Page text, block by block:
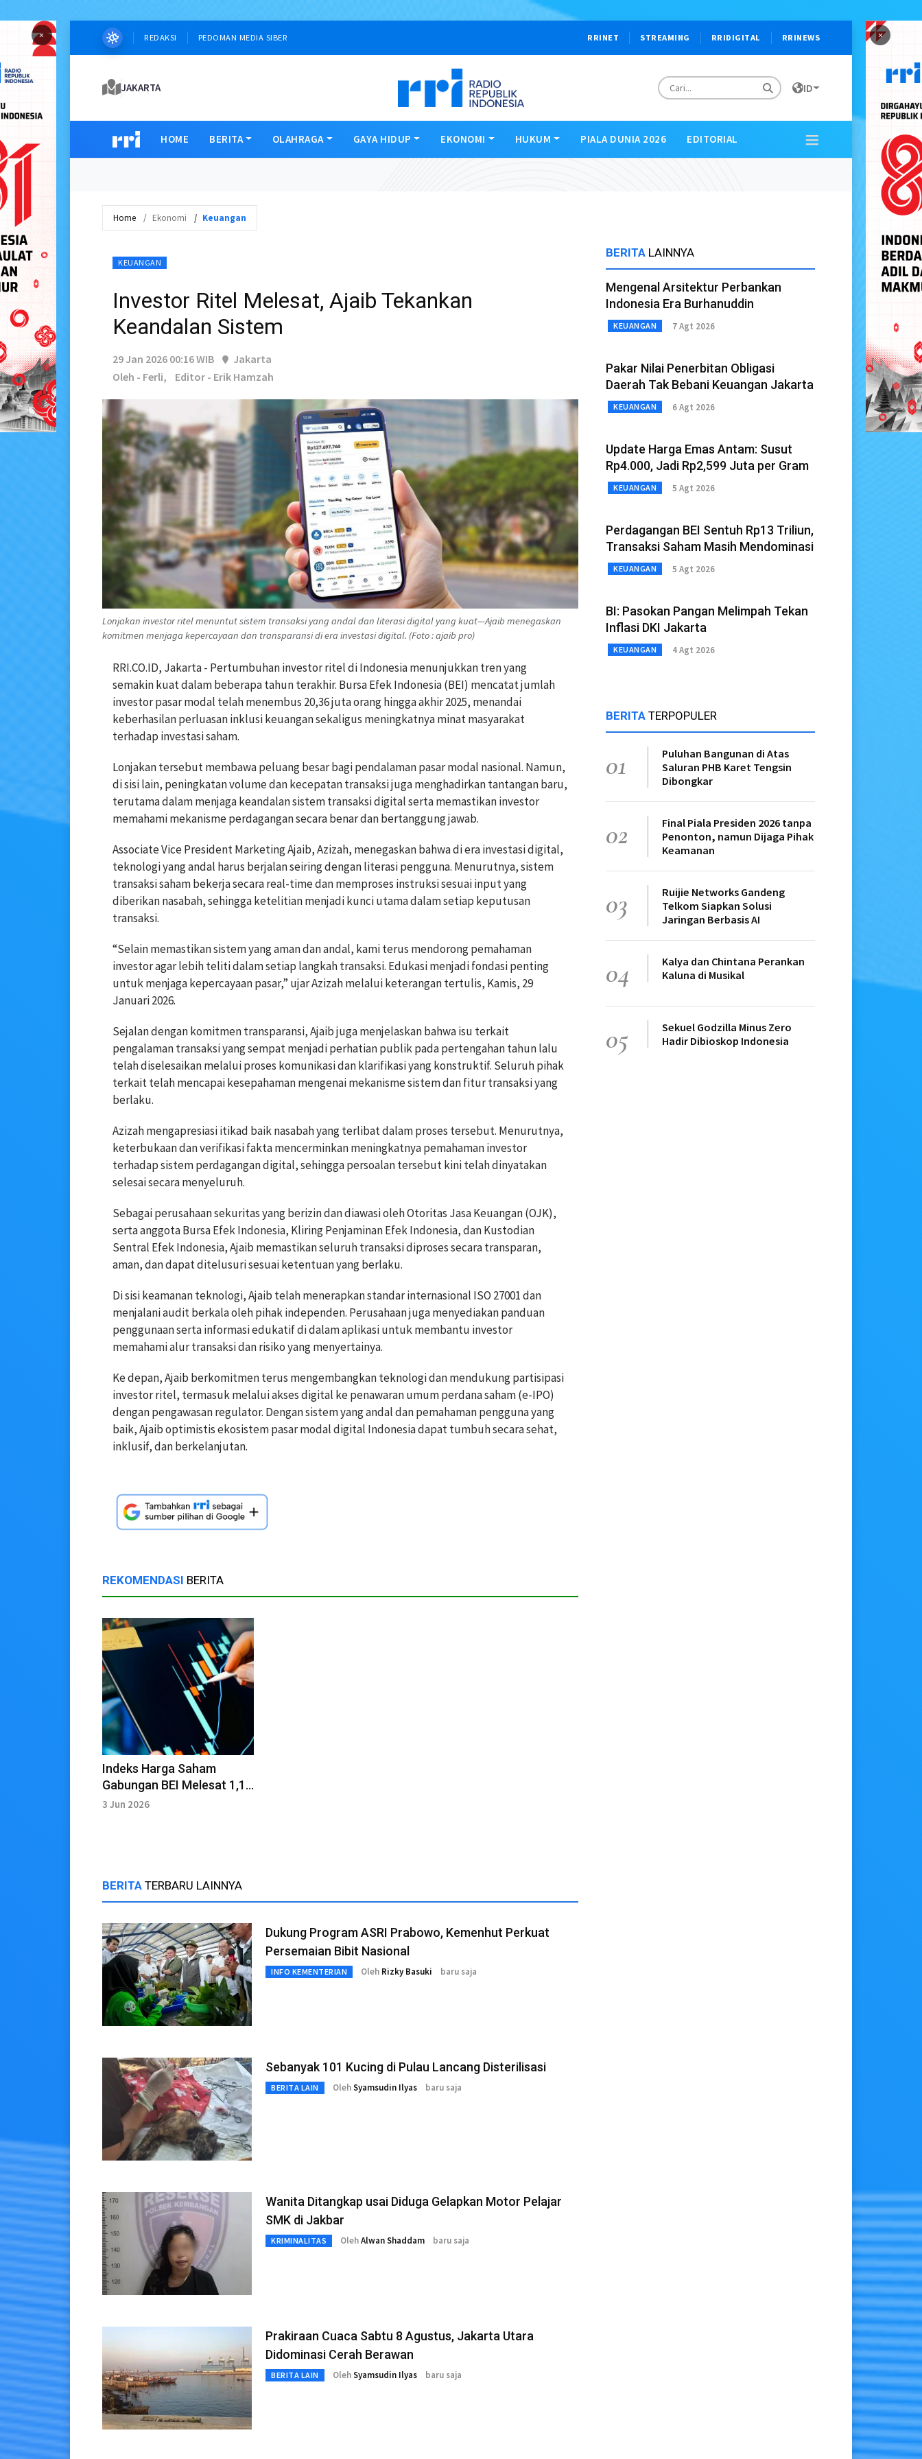
× ×
REDAKSI PEDOMAN MEDIA SIBER RRINET STREAMING RRIDIGITAL RRINEWS
JAKARTA ID
HOME BERITA OLAHRAGA GAYA HIDUP EKONOMI HUKUM PIALA DUNIA 2026 EDITORIAL
Home Ekonomi Keuangan
KEUANGAN
Investor Ritel Melesat, Ajaib Tekankan
Keandalan Sistem
29 Jan 2026 00:16 WIB
Jakarta
Oleh - Ferli,
Editor - Erik Hamzah
Lonjakan investor ritel menuntut sistem transaksi yang andal dan literasi digital yang kuat—Ajaib menegaskan
komitmen menjaga kepercayaan dan transparansi di era investasi digital. (Foto : ajaib pro)
RRI.CO.ID, Jakarta - Pertumbuhan investor ritel di Indonesia menunjukkan tren yang
semakin kuat dalam beberapa tahun terakhir. Bursa Efek Indonesia (BEI) mencatat jumlah
investor pasar modal telah menembus 20,36 juta orang hingga akhir 2025, menandai
keberhasilan perluasan inklusi keuangan sekaligus meningkatnya minat masyarakat
terhadap investasi saham.
Lonjakan tersebut membawa peluang besar bagi pendalaman pasar modal nasional. Namun,
di sisi lain, peningkatan volume dan kecepatan transaksi juga menghadirkan tantangan baru,
terutama dalam menjaga keandalan sistem transaksi digital serta memastikan investor
memahami mekanisme perdagangan secara benar dan bertanggung jawab.
Associate Vice President Marketing Ajaib, Azizah, menegaskan bahwa di era investasi digital,
teknologi yang andal harus berjalan seiring dengan literasi pengguna. Menurutnya, sistem
transaksi saham bekerja secara real-time dan memproses instruksi sesuai input yang
diberikan nasabah, sehingga ketelitian menjadi kunci utama dalam setiap keputusan
transaksi.
“Selain memastikan sistem yang aman dan andal, kami terus mendorong pemahaman
investor agar lebih teliti dalam setiap langkah transaksi. Edukasi menjadi fondasi penting
untuk menjaga kepercayaan pasar,” ujar Azizah melalui keterangan tertulis, Kamis, 29
Januari 2026.
Sejalan dengan komitmen transparansi, Ajaib juga menjelaskan bahwa isu terkait
pengalaman transaksi yang sempat menjadi perhatian publik pada pertengahan tahun lalu
telah diselesaikan melalui proses komunikasi dan klarifikasi yang konstruktif. Seluruh pihak
terkait telah mencapai kesepahaman mengenai mekanisme sistem dan fitur transaksi yang
berlaku.
Azizah mengapresiasi itikad baik nasabah yang terlibat dalam proses tersebut. Menurutnya,
keterbukaan dan verifikasi fakta mencerminkan meningkatnya pemahaman investor
terhadap sistem perdagangan digital, sehingga persoalan tersebut kini telah dinyatakan
selesai secara menyeluruh.
Sebagai perusahaan sekuritas yang berizin dan diawasi oleh Otoritas Jasa Keuangan (OJK),
serta anggota Bursa Efek Indonesia, Kliring Penjaminan Efek Indonesia, dan Kustodian
Sentral Efek Indonesia, Ajaib memastikan seluruh transaksi diproses secara transparan,
aman, dan dapat ditelusuri sesuai ketentuan yang berlaku.
Di sisi keamanan teknologi, Ajaib telah menerapkan standar internasional ISO 27001 dan
menjalani audit berkala oleh pihak independen. Perusahaan juga menyediakan panduan
penggunaan serta informasi edukatif di dalam aplikasi untuk membantu investor
memahami alur transaksi dan risiko yang menyertainya.
Ke depan, Ajaib berkomitmen terus mengembangkan teknologi dan mendukung partisipasi
investor ritel, termasuk melalui akses digital ke penawaran umum perdana saham (e-IPO)
dengan pengawasan regulator. Dengan sistem yang andal dan pemahaman pengguna yang
baik, Ajaib optimistis ekosistem pasar modal digital Indonesia dapat tumbuh secara sehat,
inklusif, dan berkelanjutan.
REKOMENDASI BERITA
Indeks Harga Saham
Gabungan BEI Melesat 1,11
Persen
3 Jun 2026
BERITA TERBARU LAINNYA
Dukung Program ASRI Prabowo, Kemenhut Perkuat
Persemaian Bibit Nasional
INFO KEMENTERIAN Oleh Rizky Basuki baru saja
Sebanyak 101 Kucing di Pulau Lancang Disterilisasi
BERITA LAIN OlehSyamsudin Ilyas baru saja
Wanita Ditangkap usai Diduga Gelapkan Motor Pelajar
SMK di Jakbar
KRIMINALITAS OlehAlwan Shaddam baru saja
Prakiraan Cuaca Sabtu 8 Agustus, Jakarta Utara
Didominasi Cerah Berawan
BERITA LAIN OlehSyamsudin Ilyas baru saja
BERITA LAINNYA
Mengenal Arsitektur Perbankan
Indonesia Era Burhanuddin
KEUANGAN 7 Agt 2026
Pakar Nilai Penerbitan Obligasi
Daerah Tak Bebani Keuangan Jakarta
KEUANGAN 6 Agt 2026
Update Harga Emas Antam: Susut
Rp4.000, Jadi Rp2,599 Juta per Gram
KEUANGAN 5 Agt 2026
Perdagangan BEI Sentuh Rp13 Triliun,
Transaksi Saham Masih Mendominasi
KEUANGAN 5 Agt 2026
BI: Pasokan Pangan Melimpah Tekan
Inflasi DKI Jakarta
KEUANGAN 4 Agt 2026
BERITA TERPOPULER
01
Puluhan Bangunan di Atas
Saluran PHB Karet Tengsin
Dibongkar
02
Final Piala Presiden 2026 tanpa
Penonton, namun Dijaga Pihak
Keamanan
03
Ruijie Networks Gandeng
Telkom Siapkan Solusi
Jaringan Berbasis AI
04
Kalya dan Chintana Perankan
Kaluna di Musikal
05
Sekuel Godzilla Minus Zero
Hadir Dibioskop Indonesia